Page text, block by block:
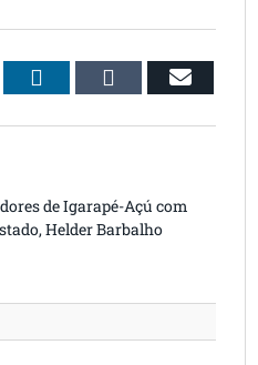
LinkedInTumblrEmail
de Igarapé-Açú com
Helder Barbalho